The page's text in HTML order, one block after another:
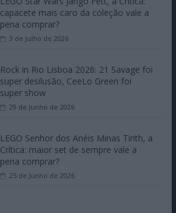
capacete mais caro da coleção vale a
pena comprar?
3 de Julho de 2026
Rock in Rio Lisboa 2026: 21 Savage foi
super desilusão, CeeLo Green foi
super show
29 de Junho de 2026
LEGO Senhor dos Anéis Minas Tirith, a
Crítica: maior set de sempre vale a
pena comprar?
25 de Junho de 2026